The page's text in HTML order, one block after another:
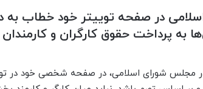
در صفحه توییتر خود خطاب به
به پرداخت حقوق کارگران و کارمندان
مجلس شورای اسلامی، در صفحه شخصی خود در